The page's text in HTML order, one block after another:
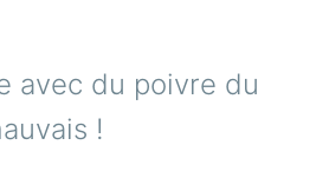
avec du poivre du
!